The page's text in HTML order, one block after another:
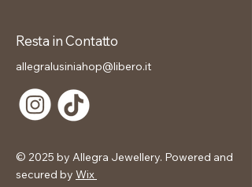
Resta in Contatto
allegralusiniahop@libero.it
© 2025 by Allegra Jewellery. Powered and
secured by Wix